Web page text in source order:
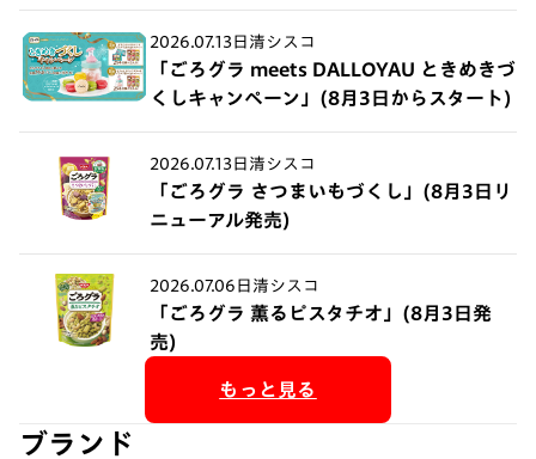
2026.07.13 日清シスコ
「ごろグラ meets DALLOYAU ときめきづ
くしキャンペーン」(8月3日からスタート)
2026.07.13 日清シスコ
「ごろグラ さつまいもづくし」(8月3日リ
ニューアル発売)
2026.07.06 日清シスコ
「ごろグラ 薫るピスタチオ」(8月3日発
売)
もっと見る
ブランド